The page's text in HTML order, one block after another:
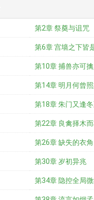
第2章 祭奠与诅咒
第6章 宫墙之下皆
第10章 捕兽亦可擒
第14章 明月何曾照
第18章 朱门又逢
第22章 良禽择木
第26章 缺失的衣角
第30章 岁初异兆
第34章 隐控全局